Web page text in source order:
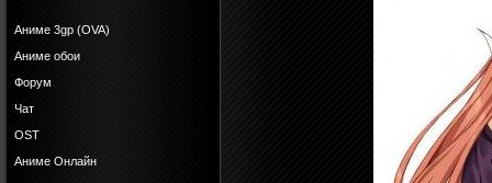
Аниме 3gp (OVA)
Аниме обои
Форум
Чат
OST
Аниме Онлайн